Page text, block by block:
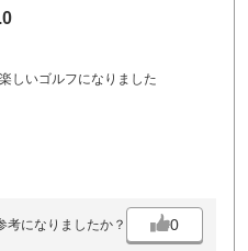
しいゴルフになりました
考になりましたか？ 0